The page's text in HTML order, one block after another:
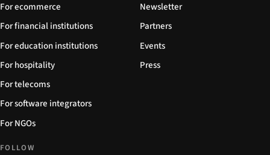
For ecommerce
For financial institutions
For education institutions
For hospitality
For telecoms
For software integrators
For NGOs
Newsletter
Partners
Events
Press
FOLLOW